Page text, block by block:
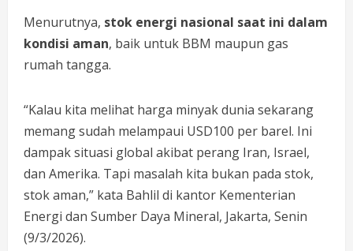
Menurutnya, stok energi nasional saat ini dalam
kondisi aman, baik untuk BBM maupun gas
rumah tangga.
“Kalau kita melihat harga minyak dunia sekarang
memang sudah melampaui USD100 per barel. Ini
dampak situasi global akibat perang Iran, Israel,
dan Amerika. Tapi masalah kita bukan pada stok,
stok aman,” kata Bahlil di kantor Kementerian
Energi dan Sumber Daya Mineral, Jakarta, Senin
(9/3/2026).